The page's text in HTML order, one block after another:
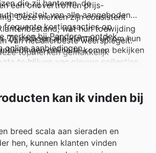
een onovertroffen prijs-
Deze merken zijn consistent
wat hun toewijding
van het allerbeste weerspiegelt.
topmerken gemakkelijk
wekelijkse advertenties, brochures
die regelmatig exclusieve
aantrekkelijke promoties bevatten.
die zij hanteren, de
van alle aangeboden
frequente kortingsacties op
Zij nodigen alle klanten uit om hun
online te komen bekijken
te blijven van nieuwe collecties
merken bij Pandora—ontdek
online aanbiedingen.
kan ik vinden bij
breed scala aan sieraden en
hen, kunnen klanten vinden